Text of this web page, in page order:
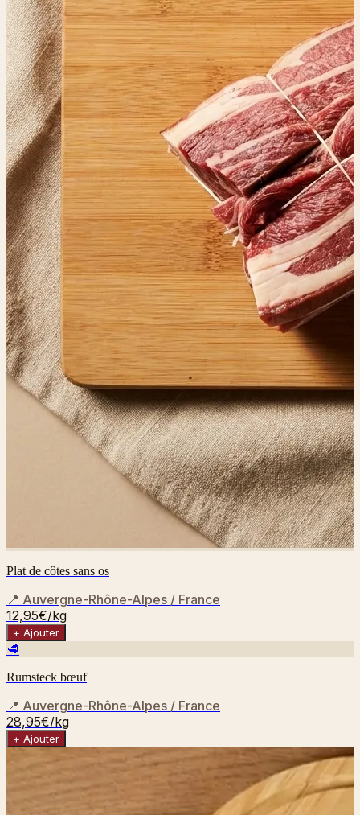
Plat de côtes sans os
📍 Auvergne-Rhône-Alpes / France
12,95€/kg
+ Ajouter
🥩
Rumsteck bœuf
📍 Auvergne-Rhône-Alpes / France
28,95€/kg
+ Ajouter